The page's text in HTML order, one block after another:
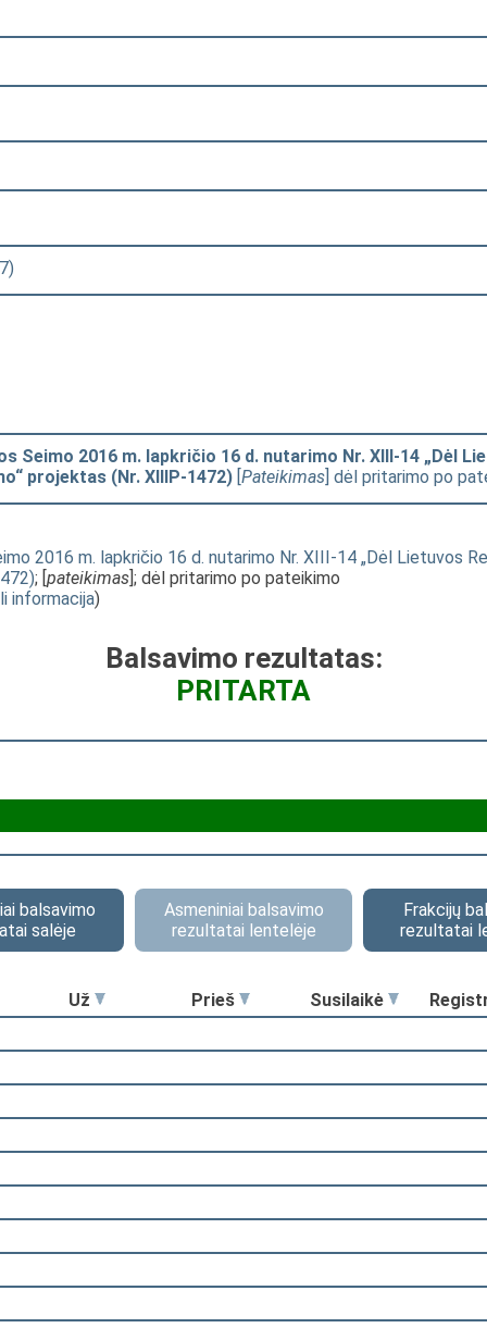
Seimo 2016 m. lapkričio 16 d. nutarimo Nr. XIII-14 „Dėl
projektas (Nr. XIIIP-1472) [Pateikimas] dėl pritarimo po
2016 m. lapkričio 16 d. nutarimo Nr. XIII-14 „Dėl Lietuvos
; [pateikimas]; dėl pritarimo po pateikimo
informacija)
Balsavimo rezultatas:
PRITARTA
balsavimo
salėje
Asmeniniai balsavimo
rezultatai lentelėje
Frakcijų
rezultatai
Už Prieš Susilaikė